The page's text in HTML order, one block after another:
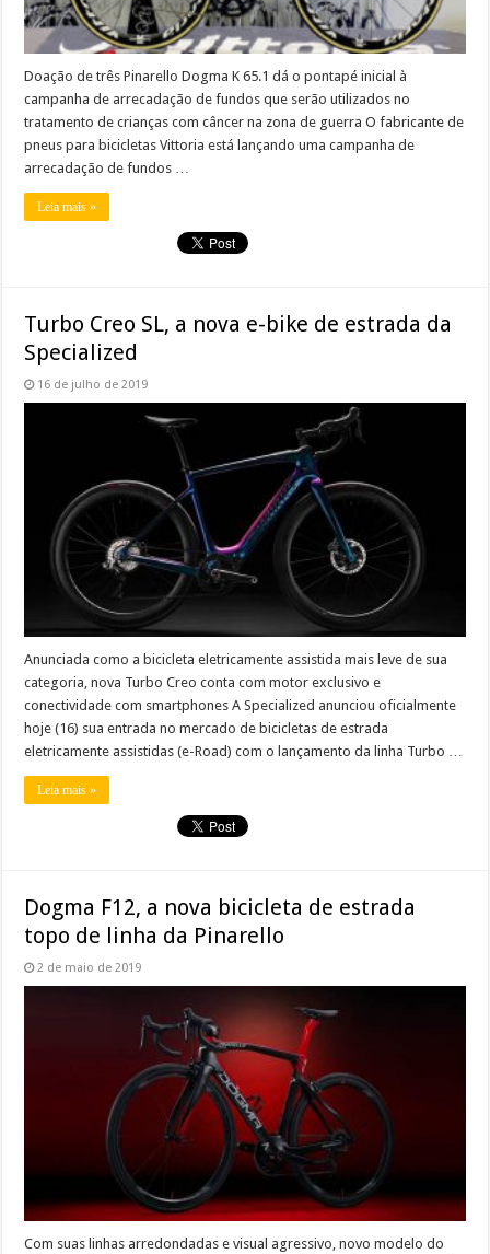
Doação de três Pinarello Dogma K 65.1 dá o pontapé inicial à
campanha de arrecadação de fundos que serão utilizados no
tratamento de crianças com câncer na zona de guerra O fabricante de
pneus para bicicletas Vittoria está lançando uma campanha de
arrecadação de fundos …
Leia mais »
Turbo Creo SL, a nova e-bike de estrada da
Specialized
16 de julho de 2019
Anunciada como a bicicleta eletricamente assistida mais leve de sua
categoria, nova Turbo Creo conta com motor exclusivo e
conectividade com smartphones A Specialized anunciou oficialmente
hoje (16) sua entrada no mercado de bicicletas de estrada
eletricamente assistidas (e-Road) com o lançamento da linha Turbo …
Leia mais »
Dogma F12, a nova bicicleta de estrada
topo de linha da Pinarello
2 de maio de 2019
Com suas linhas arredondadas e visual agressivo, novo modelo do